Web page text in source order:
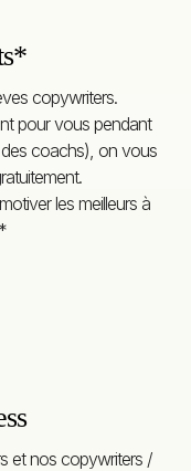
copywriters.
pour vous pendant
coachs), on vous
les meilleurs à
et nos copywriters /